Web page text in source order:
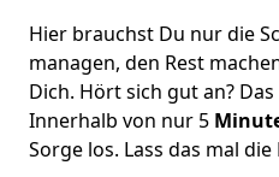
Hier brauchst Du nur die
managen, den Rest
Dich. Hört sich gut an?
Innerhalb von nur 5
Sorge los. Lass das mal